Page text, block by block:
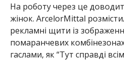
На роботу через це
жінок. ArcelorMittal
рекламні щити із
помаранчевих
гаслами, як “Тут справді